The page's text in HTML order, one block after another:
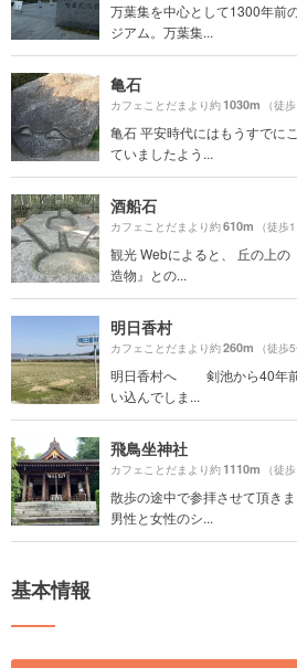
万葉集を中心として1300年前
ジアム。万葉集...
亀石
カフェことだまより約1030m （徒
亀石 平安時代にはもうすでに
ていましたよう...
酒船石
カフェことだまより約610m （徒歩
観光 Webによると、 丘の上
造物』との...
明日香村
カフェことだまより約260m （徒歩5
明日香村へ 剣池から40年前
い込んでしま...
飛鳥坐神社
カフェことだまより約1110m （徒
散歩の途中で参拝させて頂き
男性と女性のシ...
基本情報